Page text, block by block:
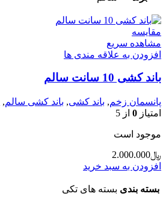
مقایسه
مشاهده سریع
افزودن به علاقه مندی ها
باند کشی 10 سانت سالم
پانسمان زخم, باند کشی, باند کشی سالم,
امتیاز 0 از 5
موجود است
﷼2.000.000
افزودن به سبد خرید
بسته بندی بسته های تکی